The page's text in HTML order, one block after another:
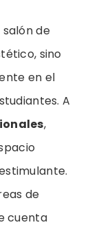
de
sino
en el
A
,
de
cuenta